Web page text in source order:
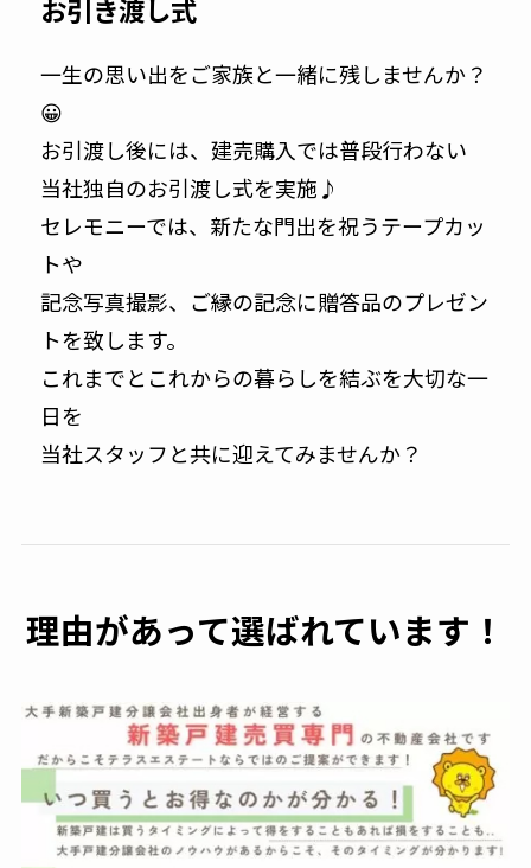
お引き渡し式
一生の思い出をご家族と一緒に残しませんか？
😀
お引渡し後には、建売購入では普段行わない
当社独自のお引渡し式を実施♪
セレモニーでは、新たな門出を祝うテープカッ
トや
記念写真撮影、ご縁の記念に贈答品のプレゼン
トを致します。
これまでとこれからの暮らしを結ぶを大切な一
日を
当社スタッフと共に迎えてみませんか？
理由があって選ばれています！